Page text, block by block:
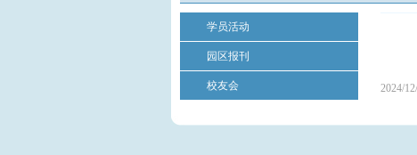
学员活动
园区报刊
校友会 2024/